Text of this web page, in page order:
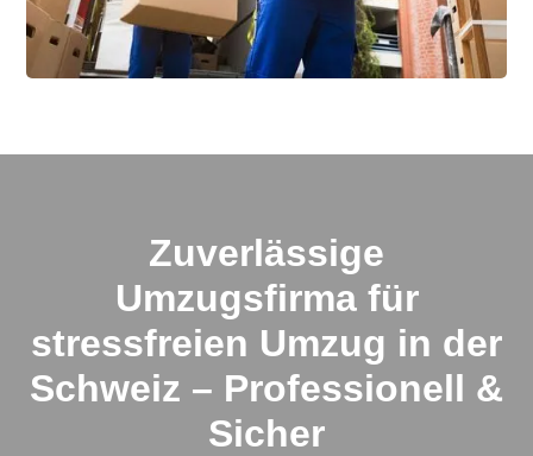
Zuverlässige
Umzugsfirma für
stressfreien Umzug in der
Schweiz – Professionell &
Sicher